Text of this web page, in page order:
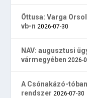
Öttusa: Varga
vb-n 2026-07-30
NAV: augusztusi
vármegyében 2026-
A Csónakázó-
rendszer 2026-07-30